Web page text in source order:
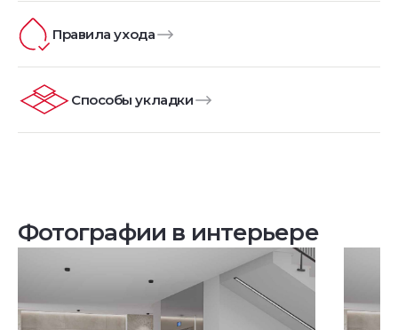
Правила ухода
Способы укладки
Фотографии в интерьере